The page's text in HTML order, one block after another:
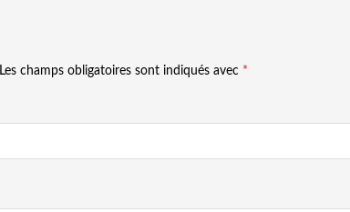
Les champs obligatoires sont indiqués avec *